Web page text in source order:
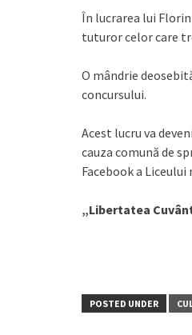
În lucrarea lui
tuturor celor care
O mândrie
concursului.
Acest lucru va
cauza comună de
Facebook a Liceului
„Libertatea
POSTED UNDER